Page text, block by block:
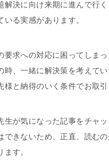
解決に向け来期に進んで行
る実感があります。
要求への対応に困ってしま
時、一緒に解決策を考えて
と納得のいく条件でお取
生が気になった記事をチャ
できないため、正直、読む
す。